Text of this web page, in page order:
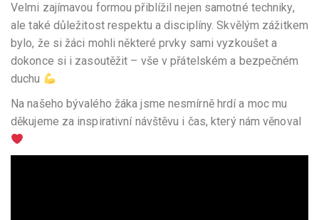
Velmi zajímavou formou přiblížil nejen samotné techniky,
ale také důležitost respektu a disciplíny. Skvělým zážitkem
bylo, že si žáci mohli některé prvky sami vyzkoušet a
dokonce si i zasoutěžit – vše v přátelském a bezpečném
duchu
Na našeho bývalého žáka jsme nesmírně hrdí a moc mu
děkujeme za inspirativní návštěvu i čas, který nám věnoval